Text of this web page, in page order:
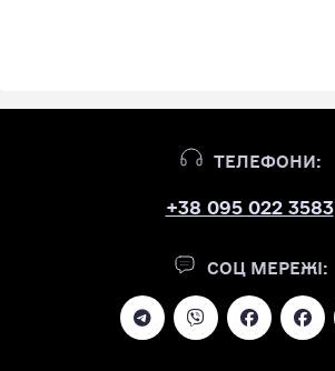
ТЕЛЕФОНИ:
+38 095 022 3583
СОЦ МЕРЕЖІ: